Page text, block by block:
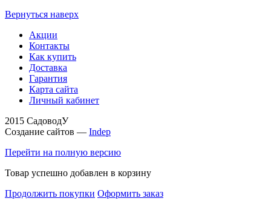
Вернуться наверх
Акции
Контакты
Как купить
Доставка
Гарантия
Карта сайта
Личный кабинет
2015 СадоводУ
Создание сайтов — Indep
Перейти на полную версию
Товар успешно добавлен в корзину
Продолжить покупки Оформить заказ